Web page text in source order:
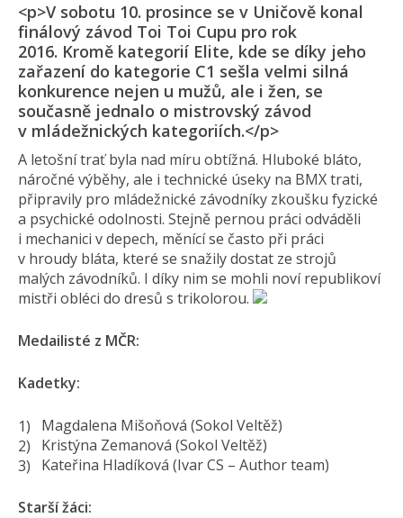
<p>V sobotu 10. prosince se v Uničově konal
finálový závod Toi Toi Cupu pro rok
2016. Kromě kategorií Elite, kde se díky jeho
zařazení do kategorie C1 sešla velmi silná
konkurence nejen u mužů, ale i žen, se
současně jednalo o mistrovský závod
v mládežnických kategoriích.</p>
A letošní trať byla nad míru obtížná. Hluboké bláto,
náročné výběhy, ale i technické úseky na BMX trati,
připravily pro mládežnické závodníky zkoušku fyzické
a psychické odolnosti. Stejně pernou práci odváděli
i mechanici v depech, měnící se často při práci
v hroudy bláta, které se snažily dostat ze strojů
malých závodníků. I díky nim se mohli noví republikoví
mistři obléci do dresů s trikolorou.
Medailisté z MČR:
Kadetky:
Magdalena Mišoňová (Sokol Veltěž)
Kristýna Zemanová (Sokol Veltěž)
Kateřina Hladíková (Ivar CS – Author team)
Starší žáci: